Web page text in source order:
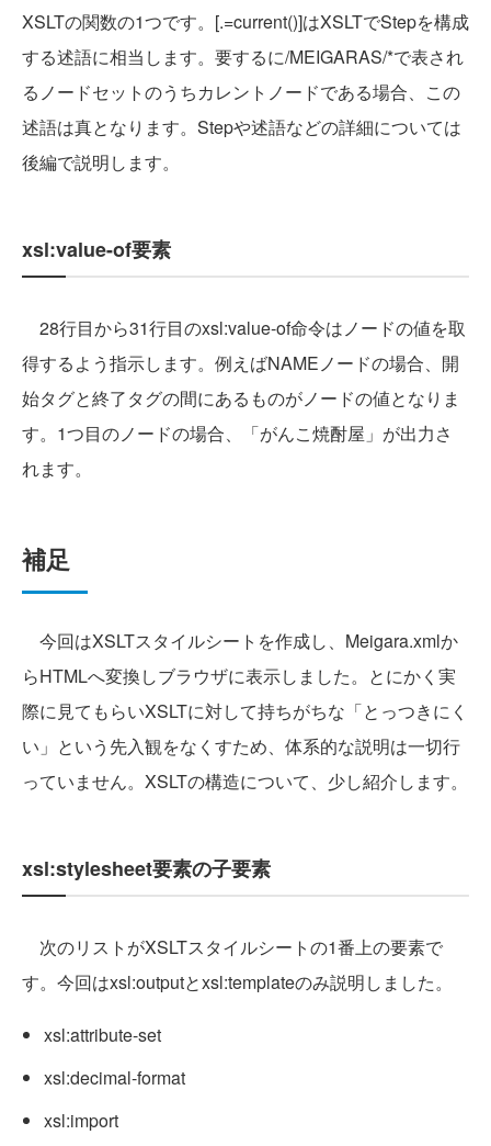
XSLTの関数の1つです。[.=current()]はXSLTでStepを構成
する述語に相当します。要するに/MEIGARAS/*で表され
るノードセットのうちカレントノードである場合、この
述語は真となります。Stepや述語などの詳細については
後編で説明します。
xsl:value-of要素
28行目から31行目のxsl:value-of命令はノードの値を取
得するよう指示します。例えばNAMEノードの場合、開
始タグと終了タグの間にあるものがノードの値となりま
す。1つ目のノードの場合、「がんこ焼酎屋」が出力さ
れます。
補足
今回はXSLTスタイルシートを作成し、Meigara.xmlか
らHTMLへ変換しブラウザに表示しました。とにかく実
際に見てもらいXSLTに対して持ちがちな「とっつきにく
い」という先入観をなくすため、体系的な説明は一切行
っていません。XSLTの構造について、少し紹介します。
xsl:stylesheet要素の子要素
次のリストがXSLTスタイルシートの1番上の要素で
す。今回はxsl:outputとxsl:templateのみ説明しました。
xsl:attribute-set
xsl:decimal-format
xsl:import